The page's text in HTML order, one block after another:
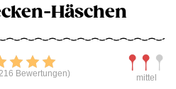
Häschen
Bewerten
Bewertungen) mittel